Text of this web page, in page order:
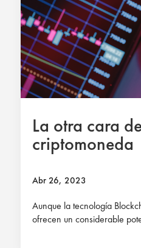
La otra cara
criptomoneda
Abr 26, 2023
Aunque la tecnología
ofrecen un considerable